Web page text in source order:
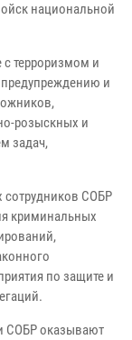
национальной
с терроризмом и
и
розыскных и
задач,
сотрудников СОБР
криминальных
по защите и
СОБР оказывают